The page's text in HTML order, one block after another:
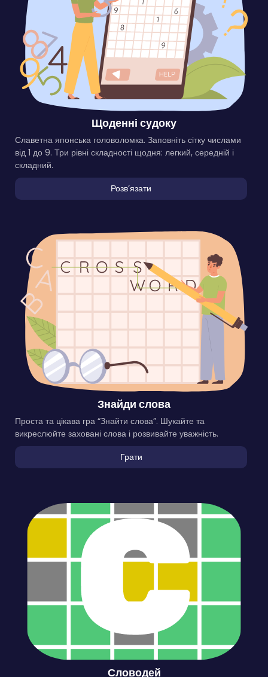
Щоденні судоку
Славетна японська головоломка. Заповніть сітку числами
від 1 до 9. Три рівні складності щодня: легкий, середній і
складний.
Розвʼязати
Знайди слова
Проста та цікава гра “Знайти слова”. Шукайте та
викреслюйте заховані слова і розвивайте уважність.
Грати
Словодей